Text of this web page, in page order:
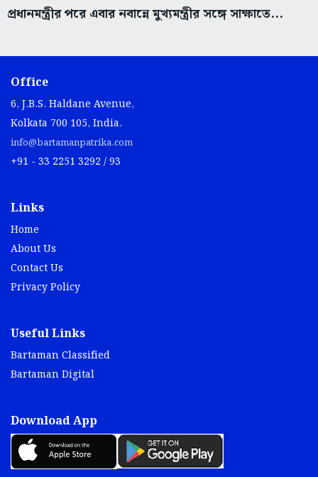
প্রধানমন্ত্রীর পরে এবার নবান্নে মুখ্যমন্ত্রীর সঙ্গে সাক্ষাতে...
Office
6, J.B.S. Haldane Avenue,
Kolkata 700 105, India.
info@bartamanpatrika.com
+91 - 33 2251 3292 / 93
Links
Home
About Us
Contact Us
Privacy Policy
Useful Links
Bartaman Classified
Bartaman Digital
Download App